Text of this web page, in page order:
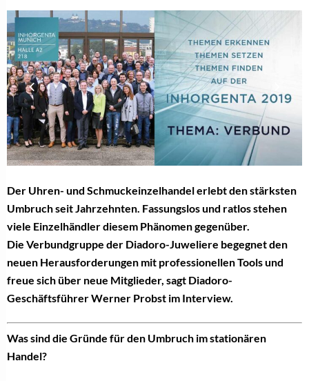
Der Uhren- und Schmuckeinzelhandel erlebt den stärksten
Umbruch seit Jahrzehnten. Fassungslos und ratlos stehen
viele Einzelhändler diesem Phänomen gegenüber.
Die Verbundgruppe der Diadoro-Juweliere begegnet den
neuen Herausforderungen mit professionellen Tools und
freue sich über neue Mitglieder, sagt Diadoro-
Geschäftsführer Werner Probst im Interview.
Was sind die Gründe für den Umbruch im stationären
Handel?